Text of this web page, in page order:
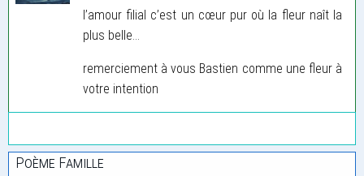
l’amour filial c’est un cœur pur où la fleur naît la
plus belle...
remerciement à vous Bastien comme une fleur à
votre intention
Poème Famille